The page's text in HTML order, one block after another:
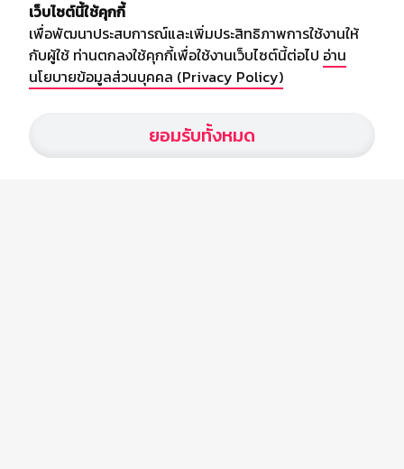
เกี่ยวกับเรา
อัพเดทข่าวสารวงการกีฬา ฟุตบอล ผลบอล ผลฟุตบอลทั่วโลก ฟรีเมียร์
ลีก ไทยลีก ฟุตบอลโลก ยูฟ่าแซมเปี้ยนส์ลีก พร้อมทั้งวิเคราะห์บอล จาก
เว็บไซต์นี้ใช้คุกกี้
เพื่อพัฒนาประสบการณ์และเพิ่มประสิทธิภาพการใช้งานให้
กับผู้ใช้ ท่านตกลงใช้คุกกี้เพื่อใช้งานเว็บไซต์นี้ต่อไป อ่าน
นโยบายข้อมูลส่วนบุคคล (Privacy Policy)
ยอมรับทั้งหมด